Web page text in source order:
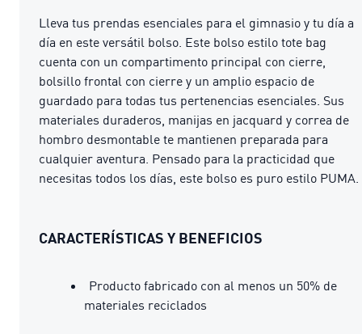
Lleva tus prendas esenciales para el gimnasio y tu día a
día en este versátil bolso. Este bolso estilo tote bag
cuenta con un compartimento principal con cierre,
bolsillo frontal con cierre y un amplio espacio de
guardado para todas tus pertenencias esenciales. Sus
materiales duraderos, manijas en jacquard y correa de
hombro desmontable te mantienen preparada para
cualquier aventura. Pensado para la practicidad que
necesitas todos los días, este bolso es puro estilo PUMA.
CARACTERÍSTICAS Y BENEFICIOS
Producto fabricado con al menos un 50% de
materiales reciclados